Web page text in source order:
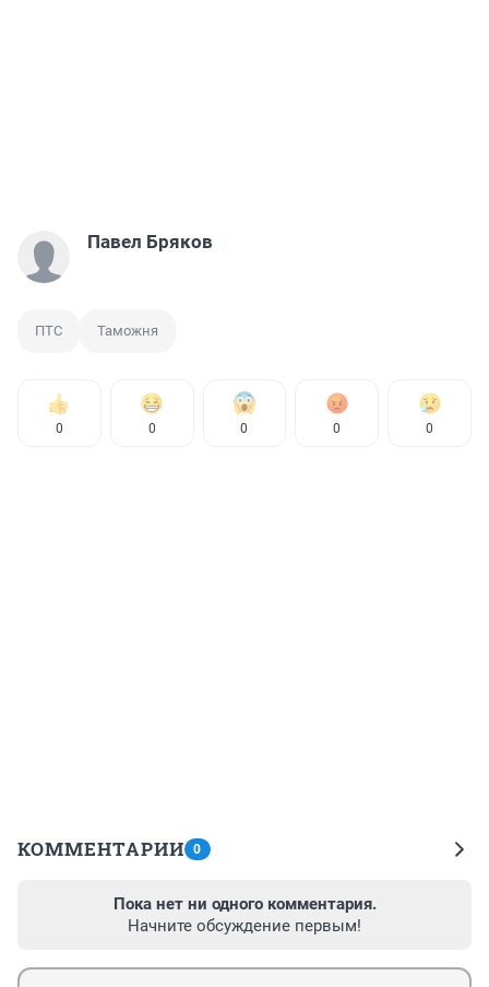
Павел Бряков
ПТС Таможня
0 0 0 0 0
КОММЕНТАРИИ 0
Пока нет ни одного комментария.
Начните обсуждение первым!